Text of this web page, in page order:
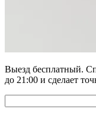
Выезд бесплатный.
до 21:00 и сделает